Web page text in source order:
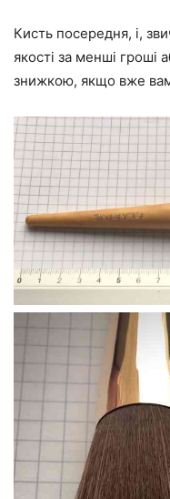
Кисть посередня, і,
якості за менші гроші
знижкою, якщо вже